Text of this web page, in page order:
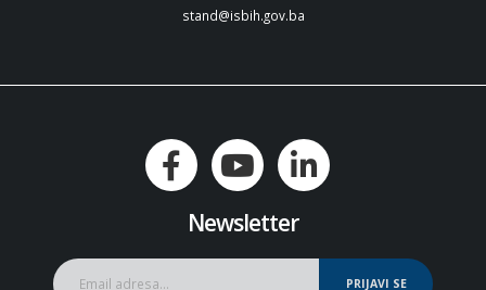
stand@isbih.gov.ba
Newsletter
PRIJAVI SE